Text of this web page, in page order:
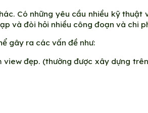
Có những yêu cầu nhiều kỹ thuật
và đòi hỏi nhiều công đoạn và chi
gây ra các vấn đề như:
đẹp. (thường được xây dựng